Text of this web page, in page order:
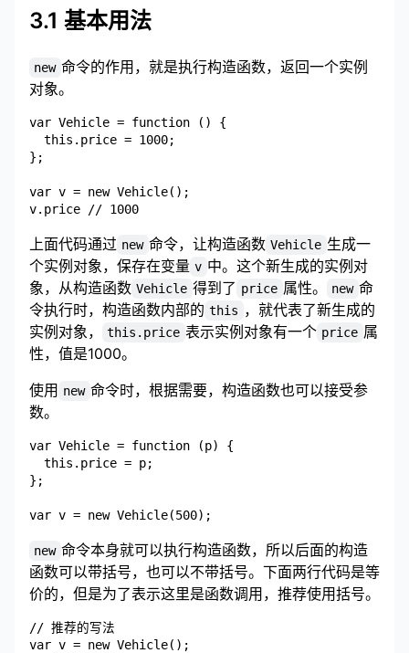
3.1 基本用法
new 命令的作用，就是执行构造函数，返回一个实例
对象。
var Vehicle = function () {
  this.price = 1000;
};
var v = new Vehicle();
上面代码通过 new 命令，让构造函数 Vehicle 生成一
个实例对象，保存在变量 v 中。这个新生成的实例对
象，从构造函数 Vehicle 得到了 price 属性。 new 命
令执行时，构造函数内部的 this ，就代表了新生成的
实例对象，
this.price 表示实例对象有一个 price 属
性，值是1000。
使用 new 命令时，根据需要，构造函数也可以接受参
数。
var Vehicle = function (p) {
  this.price = p;
};
new 命令本身就可以执行构造函数，所以后面的构造
函数可以带括号，也可以不带括号。下面两行代码是等
价的，但是为了表示这里是函数调用，推荐使用括号。
// 推荐的写法
var v = new Vehicle();